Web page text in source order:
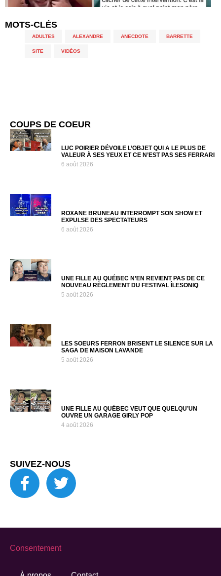
MOTS-CLÉS
ADULTES ALEXANDRE ANECDOTE BARRETTE
SITE VIDÉOS
COUPS DE COEUR
LUC POIRIER DÉVOILE L’OBJET QUI A LE PLUS DE
VALEUR À SES YEUX ET CE N’EST PAS SES FERRARI
6 août 2026
ROXANE BRUNEAU INTERROMPT SON SHOW ET
EXPULSE DES SPECTATEURS
6 août 2026
UNE FILLE AU QUÉBEC N’EN REVIENT PAS DE CE
NOUVEAU RÈGLEMENT DU FESTIVAL ÎLESONIQ
5 août 2026
LES SOEURS FERRON BRISENT LE SILENCE SUR LA
SAGA DE MAISON LAVANDE
5 août 2026
UNE FILLE AU QUÉBEC VEUT QUE QUELQU’UN
OUVRE UN GARAGE GIRLY POP
4 août 2026
SUIVEZ-NOUS
Consentement